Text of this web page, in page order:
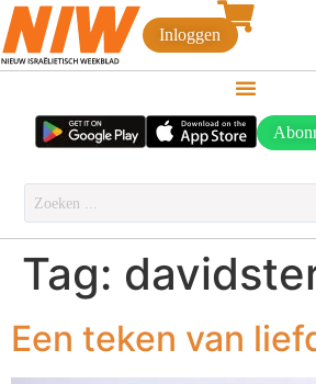
Inloggen
Tag:
Een teken van